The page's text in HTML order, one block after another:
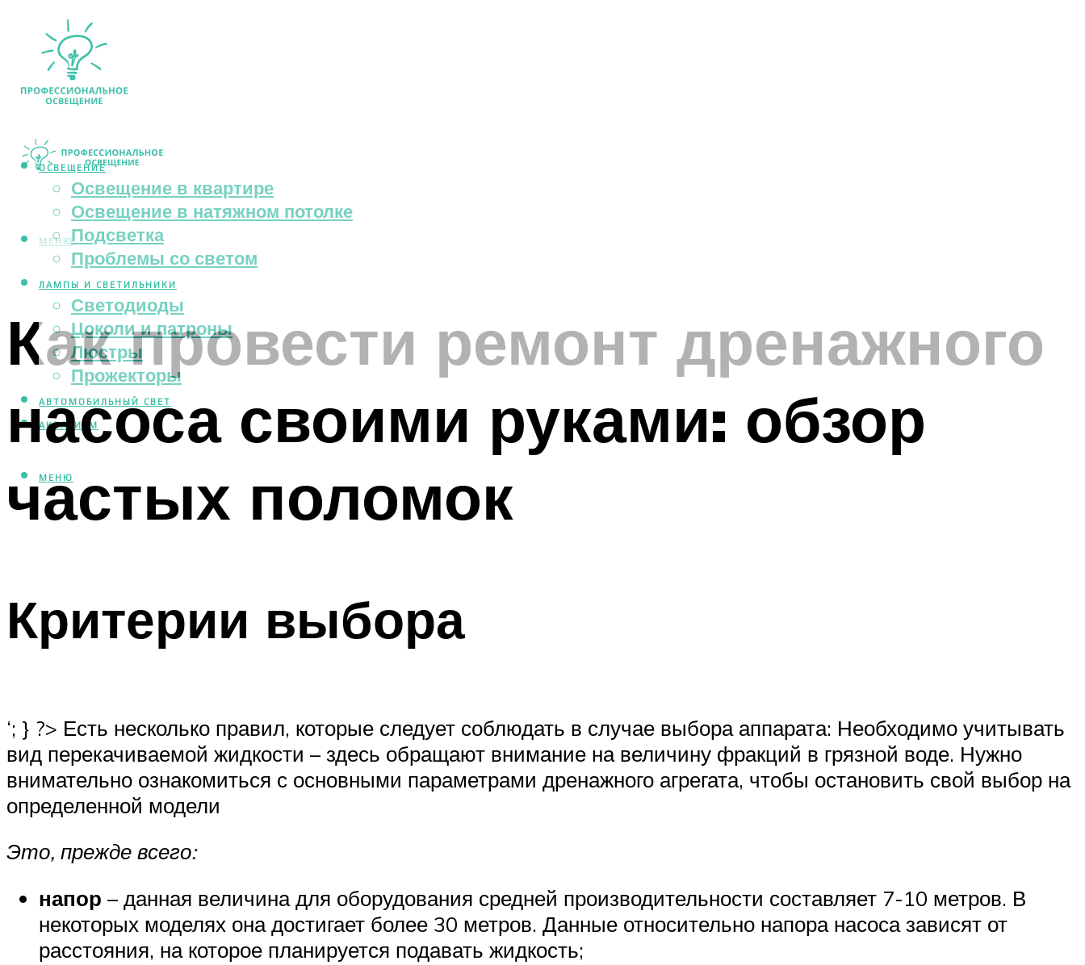
ОСВЕЩЕНИЕ
Освещение в квартире
Освещение в натяжном потолке
Подсветка
Проблемы со светом
ЛАМПЫ И СВЕТИЛЬНИКИ
Светодиоды
Цоколи и патроны
Люстры
Прожекторы
АВТОМОБИЛЬНЫЙ СВЕТ
АКВАРИУМ
МЕНЮ
МЕНЮ
Как провести ремонт дренажного
насоса своими руками: обзор
частых поломок
Критерии выбора
‘; } ?> Есть несколько правил, которые следует соблюдать в случае выбора аппарата: Необходимо учитывать
вид перекачиваемой жидкости – здесь обращают внимание на величину фракций в грязной воде. Нужно
внимательно ознакомиться с основными параметрами дренажного агрегата, чтобы остановить свой выбор на
определенной модели
Это, прежде всего:
напор – данная величина для оборудования средней производительности составляет 7-10 метров. В
некоторых моделях она достигает более 30 метров. Данные относительно напора насоса зависят от
расстояния, на которое планируется подавать жидкость;